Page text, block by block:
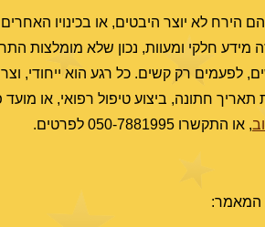
מידע חלקי ומעוות, נכון שלא מומלצות
לפעמים רק קשים. כל רגע הוא ייחודי,
חתונה, ביצוע טיפול רפואי, או
, או התקשרו 050-7881995 לפרטים.
המאמר: